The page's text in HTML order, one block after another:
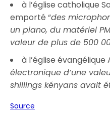
à l’église catholique
emporté “des
un piano, du matériel
valeur de plus de 500
à l’église évangélique
électronique d’une
shillings kényans avait
Source